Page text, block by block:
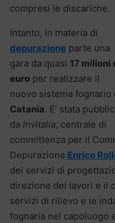
compresi le discariche.
Intanto, in materia di
depurazione parte una
gara da quasi 17 milioni
euro per realizzare il
nuovo sistema fognario
Catania. E’ stata
da Invitalia, centrale di
committenza per il
Depurazione Enrico
dei servizi di
direzione dei lavori e il
servizi di rilievo e le
fognaria nel capoluogo